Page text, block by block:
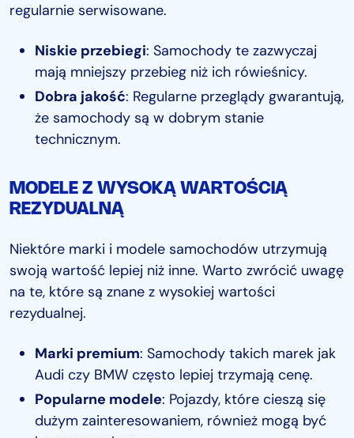
regularnie serwisowane.
Niskie przebiegi: Samochody te zazwyczaj
mają mniejszy przebieg niż ich rówieśnicy.
Dobra jakość: Regularne przeglądy gwarantują,
że samochody są w dobrym stanie
technicznym.
MODELE Z WYSOKĄ WARTOŚCIĄ
REZYDUALNĄ
Niektóre marki i modele samochodów utrzymują
swoją wartość lepiej niż inne. Warto zwrócić uwagę
na te, które są znane z wysokiej wartości
rezydualnej.
Marki premium: Samochody takich marek jak
Audi czy BMW często lepiej trzymają cenę.
Popularne modele: Pojazdy, które cieszą się
dużym zainteresowaniem, również mogą być